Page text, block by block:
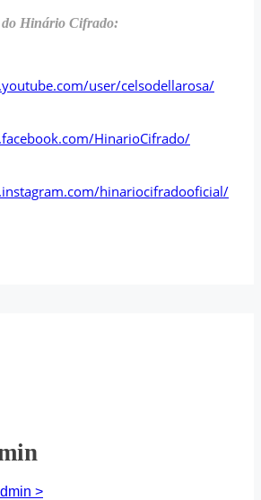
do Hinário Cifrado:
user/celsodellarosa/
HinarioCifrado/
hinariocifradooficial/
>